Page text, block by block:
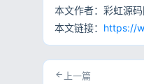
本文作者：彩虹源码
本文链接： https://
上一篇